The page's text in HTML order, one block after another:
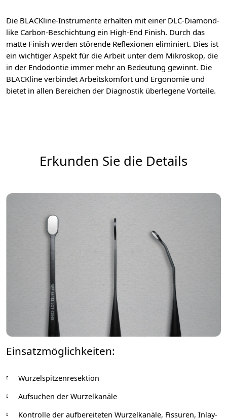
Die BLACKline-Instrumente erhalten mit einer DLC-Diamond-
like Carbon-Beschichtung ein High-End Finish. Durch das
matte Finish werden störende Reflexionen eliminiert. Dies ist
ein wichtiger Aspekt für die Arbeit unter dem Mikroskop, die
in der Endodontie immer mehr an Bedeutung gewinnt. Die
BLACKline verbindet Arbeitskomfort und Ergonomie und
bietet in allen Bereichen der Diagnostik überlegene Vorteile.
Erkunden Sie die Details
Einsatzmöglichkeiten:
Wurzelspitzenresektion
Aufsuchen der Wurzelkanäle
Kontrolle der aufbereiteten Wurzelkanäle, Fissuren, Inlay-